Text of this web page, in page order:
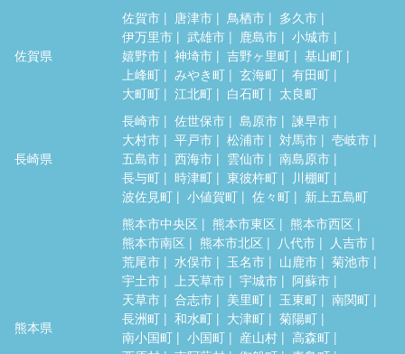
佐賀県
佐賀市 唐津市 鳥栖市
多久市
伊万里市
武雄市 鹿島市
小城市
嬉野市
神埼市 吉野ヶ里町
基山町
上峰町
みやき町 玄海町
有田町
大町町
江北町 白石町 太良町
長崎県
長崎市 佐世保市 島原市
諫早市
大村市
平戸市 松浦市 対馬市
壱岐市
五島市
西海市 雲仙市
南島原市
長与町
時津町 東彼杵町
川棚町
波佐見町
小値賀町 佐々町 新上五島町
熊本県
熊本市中央区 熊本市東区
熊本市西区
熊本市南区
熊本市北区 八代市
人吉市
荒尾市
水俣市 玉名市 山鹿市
菊池市
宇土市
上天草市 宇城市
阿蘇市
天草市
合志市 美里町 玉東町
南関町
長洲町
和水町 大津町
菊陽町
南小国町
小国町 産山村
高森町